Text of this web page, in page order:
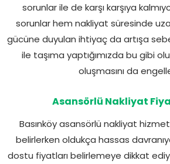
sorunlar ile de karşı karşıya
sorunlar hem nakliyat süresinde
gücüne duyulan ihtiyaç da artışa
ile taşıma yaptığımızda bu gibi
oluşmasını da
Asansörlü Nakliyat
Basınköy asansörlü nakliyat
belirlerken oldukça hassas
dostu fiyatları belirlemeye dikkat